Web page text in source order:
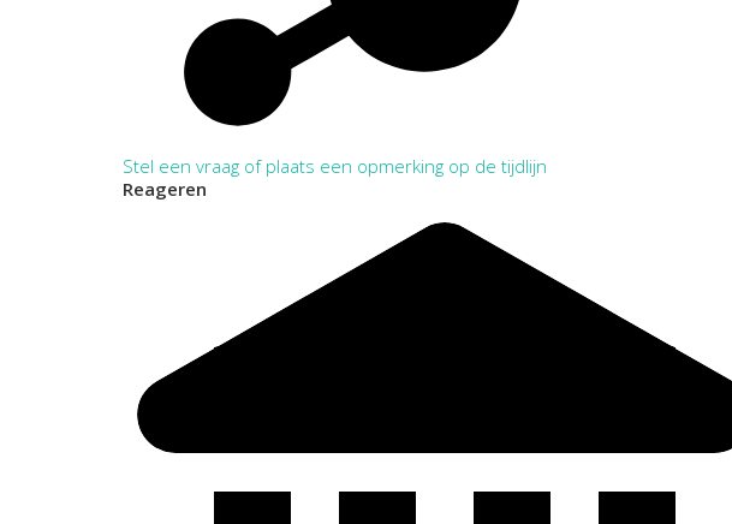
Stel een vraag of plaats een opmerking op de tijdlijn
Reageren